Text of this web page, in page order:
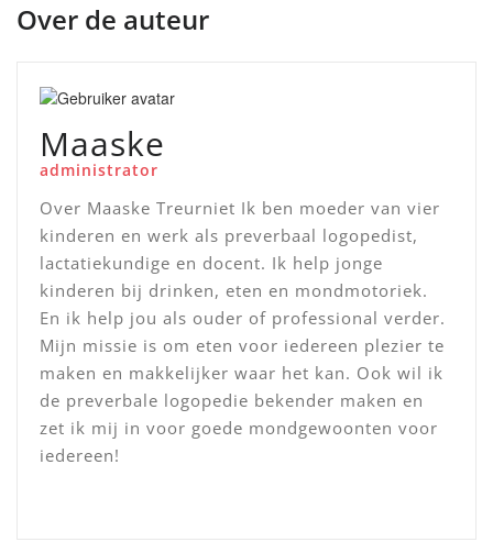
Over de auteur
Maaske
administrator
Over Maaske Treurniet Ik ben moeder van vier
kinderen en werk als preverbaal logopedist,
lactatiekundige en docent. Ik help jonge
kinderen bij drinken, eten en mondmotoriek.
En ik help jou als ouder of professional verder.
Mijn missie is om eten voor iedereen plezier te
maken en makkelijker waar het kan. Ook wil ik
de preverbale logopedie bekender maken en
zet ik mij in voor goede mondgewoonten voor
iedereen!